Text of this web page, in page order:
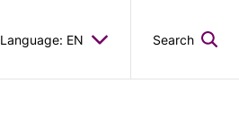
Language: EN Search